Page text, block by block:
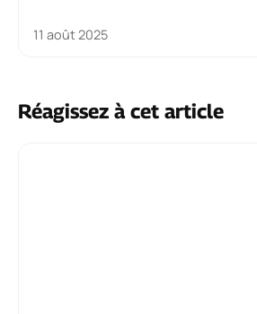
11 août 2025
Réagissez à cet article